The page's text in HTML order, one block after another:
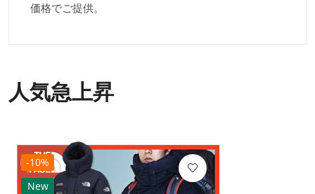
価格でご提供。
人気急上昇
-10%
New